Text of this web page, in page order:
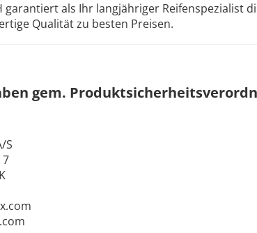
garantiert als Ihr langjähriger Reifenspezialist
Qualität zu besten Preisen.
gem.
S
7